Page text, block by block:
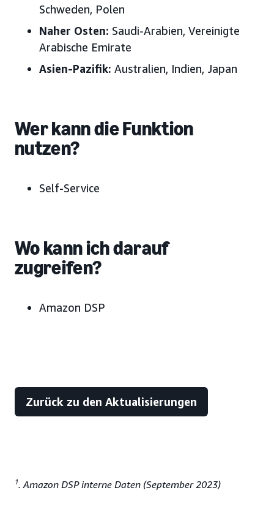
Schweden, Polen
Naher Osten: Saudi-Arabien, Vereinigte
Arabische Emirate
Asien-Pazifik: Australien, Indien, Japan
Wer kann die Funktion
nutzen?
Self-Service
Wo kann ich darauf
zugreifen?
Amazon DSP
Zurück zu den Aktualisierungen
1. Amazon DSP interne Daten (September 2023)